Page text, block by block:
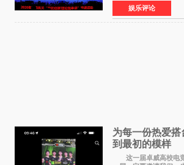
开创云南发展新局面 "
特色社会主义
娱乐评论
为每一份热爱搭
到最初的模样
这一届卓威高校电竞